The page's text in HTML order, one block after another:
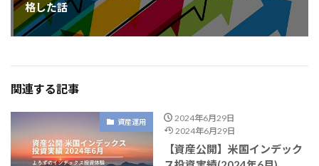
格した話
関連する記事
資産運用
2024年6月29日
2024年6月29日
【資産公開】米国インデック